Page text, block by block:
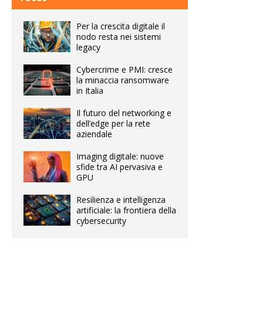
Per la crescita digitale il
nodo resta nei sistemi
legacy
Cybercrime e PMI: cresce
la minaccia ransomware
in Italia
Il futuro del networking e
dell’edge per la rete
aziendale
Imaging digitale: nuove
sfide tra AI pervasiva e
GPU
Resilienza e intelligenza
artificiale: la frontiera della
cybersecurity